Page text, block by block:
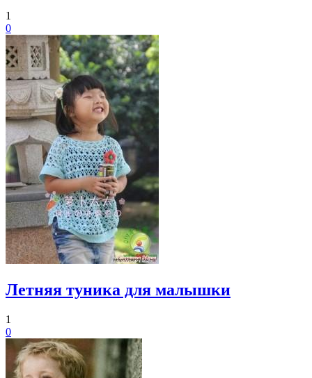
1
0
Летняя туника для малышки
1
0